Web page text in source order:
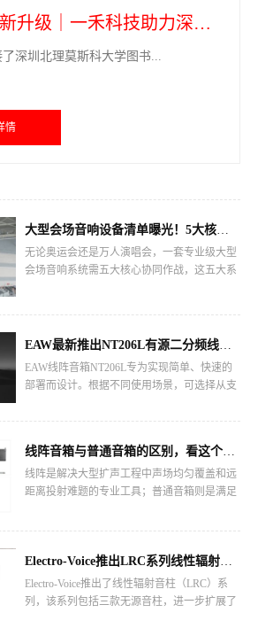
智慧校园新升级｜一禾科技助力深圳北理莫斯科大学会议室智能可视化管控落地
深圳北理莫斯科大学图书...
情
无论奥运会还是万人演唱会，一套专业级大型
会场音响系统需五大核心协同作战，这五大系
EAW线阵音箱NT206L专为实现简单、快速的
部署而设计。根据不同使用场景，可选择从支
线阵音箱与普通音箱的区别，看这个就够了！
线阵是解决大型扩声工程中声场均匀覆盖和远
距离投射难题的专业工具；普通音箱则是满足
Electro-Voice推出LRC系列线性辐射音柱
Electro-Voice推出了线性辐射音柱（LRC）系
列，该系列包括三款无源音柱，进一步扩展了